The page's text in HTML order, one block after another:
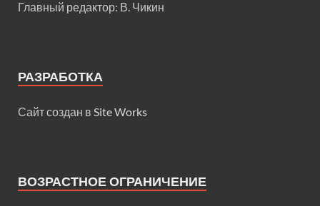
Главный редактор: В. Чикин
РАЗРАБОТКА
Сайт создан в Site Works
ВОЗРАСТНОЕ ОГРАНИЧЕНИЕ